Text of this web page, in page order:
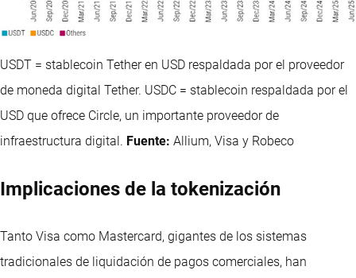
USDT = stablecoin Tether en USD respaldada por el proveedor
de moneda digital Tether. USDC = stablecoin respaldada por el
USD que ofrece Circle, un importante proveedor de
infraestructura digital. Fuente: Allium, Visa y Robeco
Implicaciones de la tokenización
Tanto Visa como Mastercard, gigantes de los sistemas
tradicionales de liquidación de pagos comerciales, han